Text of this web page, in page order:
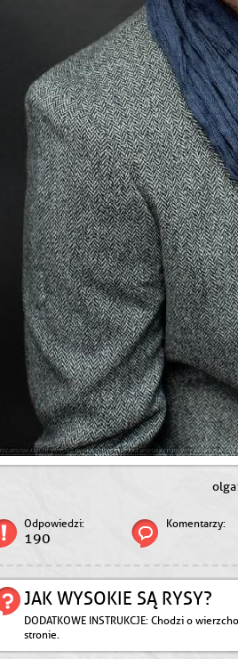
Odpowiedzi:
190
Komentarzy:
JAK WYSOKIE SĄ RYSY?
DODATKOWE INSTRUKCJE: Chodzi o
stronie.